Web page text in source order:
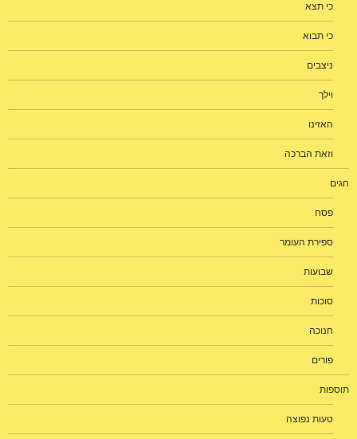
כי תצא
כי תבוא
ניצבים
וילך
האזינו
וזאת הברכה
חגים
פסח
ספירת העומר
שבועות
סוכות
חנוכה
פורים
תוספות
טעות נפוצה